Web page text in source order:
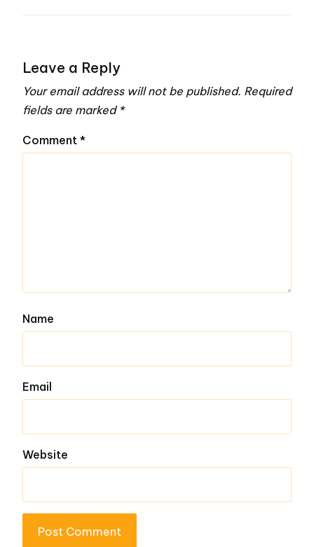
Leave a Reply
Your email address will not be published. Required
fields are marked *
Comment *
Name
Email
Website